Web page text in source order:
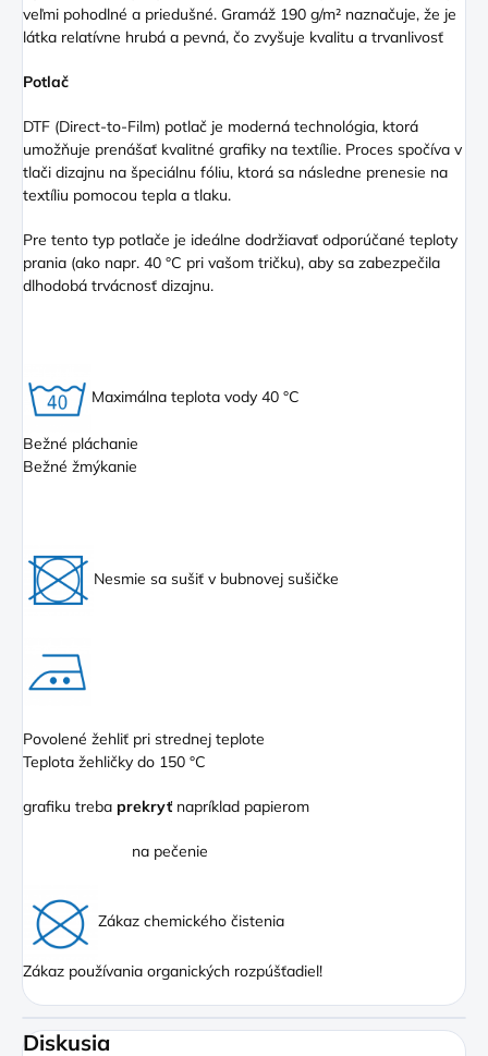
veľmi pohodlné a priedušné. Gramáž 190 g/m² naznačuje, že je
látka relatívne hrubá a pevná, čo zvyšuje kvalitu a trvanlivosť
Potlač
DTF (Direct-to-Film) potlač je moderná technológia, ktorá
umožňuje prenášať kvalitné grafiky na textílie. Proces spočíva v
tlači dizajnu na špeciálnu fóliu, ktorá sa následne prenesie na
textíliu pomocou tepla a tlaku.
Pre tento typ potlače je ideálne dodržiavať odporúčané teploty
prania (ako napr. 40 °C pri vašom tričku), aby sa zabezpečila
dlhodobá trvácnosť dizajnu.
Maximálna teplota vody 40 °C
Bežné pláchanie
Bežné žmýkanie
Nesmie sa sušiť v bubnovej sušičke
Povolené žehliť pri strednej teplote
Teplota žehličky do 150 °C
grafiku treba prekryť napríklad papierom
na pečenie
Zákaz chemického čistenia
Zákaz používania organických rozpúšťadiel!
Diskusia